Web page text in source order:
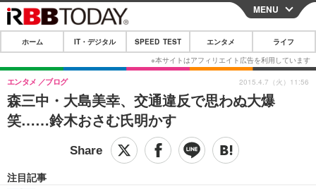
CLOSE
ホーム
IT・デジタル
IT・デジタルTOP スマートフォン
その他
SPEED TEST
映画・ドラマ
MENU
ホーム IT・デジタル SPEED TEST エンタメ ライフ
森三中・大島美幸、交通違反で思わぬ大爆
笑……鈴木おさむ氏明かす
エンタメ ブログ
注目記事
2015.4.7（火）11:56